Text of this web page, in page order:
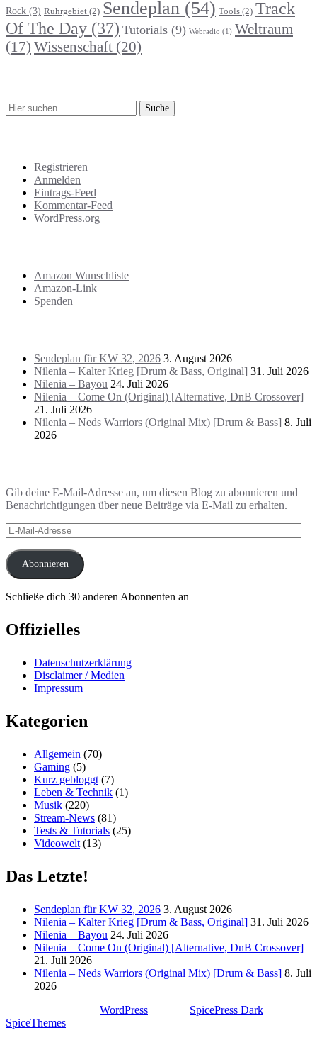
Rock (3) Ruhrgebiet (2) Sendeplan (54) Tools (2) Track
Of The Day (37) Tutorials (9) Webradio (1) Weltraum
(17) Wissenschaft (20)
Registrieren
Anmelden
Eintrags-Feed
Kommentar-Feed
WordPress.org
Amazon Wunschliste
Amazon-Link
Spenden
Sendeplan für KW 32, 2026 3. August 2026
Nilenia – Kalter Krieg [Drum & Bass, Original] 31. Juli 2026
Nilenia – Bayou 24. Juli 2026
Nilenia – Come On (Original) [Alternative, DnB Crossover]
21. Juli 2026
Nilenia – Neds Warriors (Original Mix) [Drum & Bass] 8. Juli
2026
Gib deine E-Mail-Adresse an, um diesen Blog zu abonnieren und
Benachrichtigungen über neue Beiträge via E-Mail zu erhalten.
E-
Mail-
Adresse
Abonnieren
Schließe dich 30 anderen Abonnenten an
Offizielles
Datenschutzerklärung
Disclaimer / Medien
Impressum
Kategorien
Allgemein (70)
Gaming (5)
Kurz gebloggt (7)
Leben & Technik (1)
Musik (220)
Stream-News (81)
Tests & Tutorials (25)
Videowelt (13)
Das Letzte!
Sendeplan für KW 32, 2026 3. August 2026
Nilenia – Kalter Krieg [Drum & Bass, Original] 31. Juli 2026
Nilenia – Bayou 24. Juli 2026
Nilenia – Come On (Original) [Alternative, DnB Crossover]
21. Juli 2026
Nilenia – Neds Warriors (Original Mix) [Drum & Bass] 8. Juli
2026
WordPress SpicePress Dark
SpiceThemes